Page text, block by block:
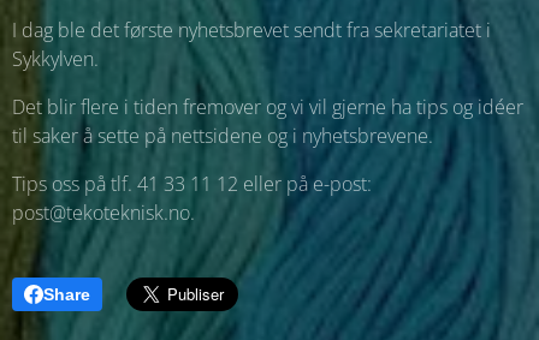
I dag ble det første nyhetsbrevet sendt fra sekretariatet i
Sykkylven.
Det blir flere i tiden fremover og vi vil gjerne ha tips og idéer
til saker å sette på nettsidene og i nyhetsbrevene.
Tips oss på tlf. 41 33 11 12 eller på e-post:
post@tekoteknisk.no.
Share